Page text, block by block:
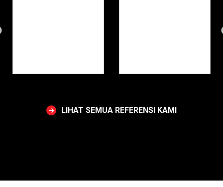
LIHAT SEMUA REFERENSI KAMI